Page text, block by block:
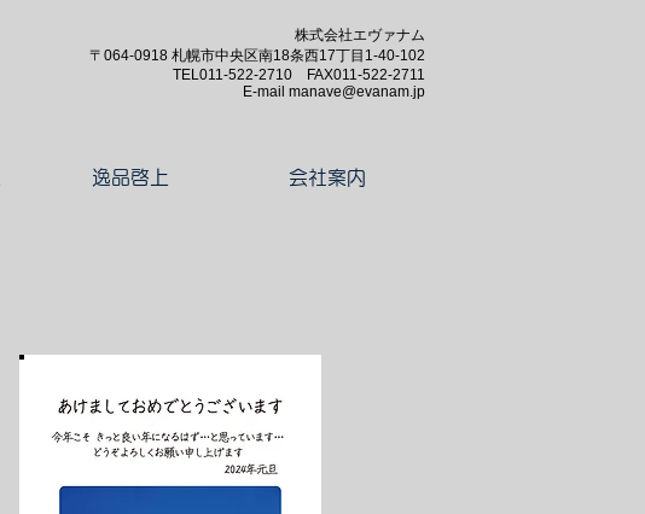
株式会社エヴァナム
〒064-0918 札幌市中央区南18条西17丁目1-40-102
​TEL011-522-2710 FAX011-522-2711
E-mail manave@evanam.jp
逸品啓上 会社案内